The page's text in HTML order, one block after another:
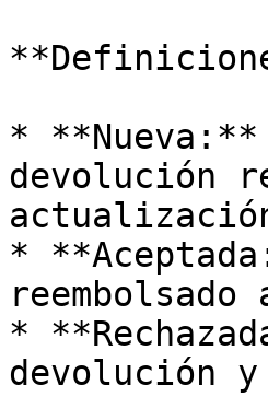
* **Nueva:**
devolución
*
*
devolución